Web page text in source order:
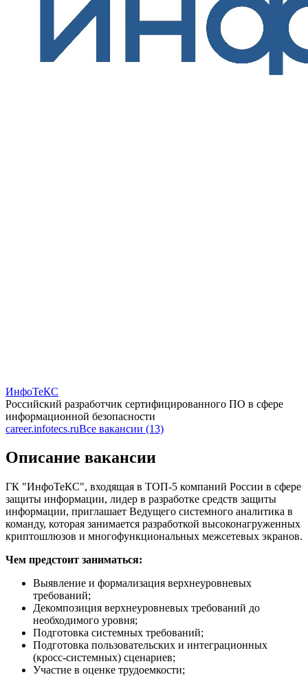
ИнфоТеКС
Российский разработчик сертифицированного ПО в сфере
информационной безопасности
career.infotecs.ruВсе вакансии (13)
Описание вакансии
ГК "ИнфоТеКС", входящая в ТОП-5 компаний России в сфере
защиты информации, лидер в разработке средств защиты
информации, приглашает Ведущего системного аналитика в
команду, которая занимается разработкой высоконагруженных
криптошлюзов и многофункциональных межсетевых экранов.
Чем предстоит заниматься:
Выявление и формализация верхнеуровневых
требований;
Декомпозиция верхнеуровневых требований до
необходимого уровня;
Подготовка системных требований;
Подготовка пользовательских и интеграционных
(кросс-системных) сценариев;
Участие в оценке трудоемкости;